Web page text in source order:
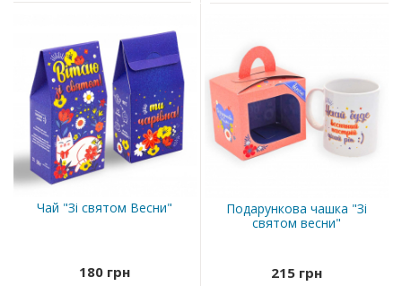
Чай "Зі святом Весни"
180 грн
Подарункова чашка "Зі
святом весни"
215 грн